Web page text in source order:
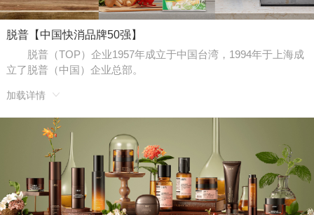
脱普【中国快消品牌50强】
脱普（TOP）企业1957年成立于中国台湾，1994年于上海成
立了脱普（中国）企业总部。
加载详情